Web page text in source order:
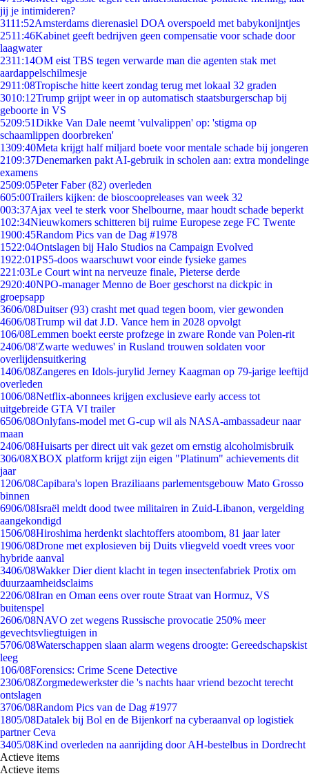
jij je intimideren?
3111:52Amsterdams dierenasiel DOA overspoeld met babykonijntjes
2511:46Kabinet geeft bedrijven geen compensatie voor schade door
laagwater
2311:14OM eist TBS tegen verwarde man die agenten stak met
aardappelschilmesje
2911:08Tropische hitte keert zondag terug met lokaal 32 graden
3010:12Trump grijpt weer in op automatisch staatsburgerschap bij
geboorte in VS
5209:51Dikke Van Dale neemt 'vulvalippen' op: 'stigma op
schaamlippen doorbreken'
1309:40Meta krijgt half miljard boete voor mentale schade bij jongeren
2109:37Denemarken pakt AI-gebruik in scholen aan: extra mondelinge
examens
2509:05Peter Faber (82) overleden
605:00Trailers kijken: de bioscoopreleases van week 32
003:37Ajax veel te sterk voor Shelbourne, maar houdt schade beperkt
102:34Nieuwkomers schitteren bij ruime Europese zege FC Twente
1900:45Random Pics van de Dag #1978
1522:04Ontslagen bij Halo Studios na Campaign Evolved
1922:01PS5-doos waarschuwt voor einde fysieke games
221:03Le Court wint na nerveuze finale, Pieterse derde
2920:40NPO-manager Menno de Boer geschorst na dickpic in
groepsapp
3606/08Duitser (93) crasht met quad tegen boom, vier gewonden
4606/08Trump wil dat J.D. Vance hem in 2028 opvolgt
106/08Lemmen boekt eerste profzege in zware Ronde van Polen-rit
2406/08'Zwarte weduwes' in Rusland trouwen soldaten voor
overlijdensuitkering
1406/08Zangeres en Idols-jurylid Jerney Kaagman op 79-jarige leeftijd
overleden
1006/08Netflix-abonnees krijgen exclusieve early access tot
uitgebreide GTA VI trailer
6506/08Onlyfans-model met G-cup wil als NASA-ambassadeur naar
maan
2406/08Huisarts per direct uit vak gezet om ernstig alcoholmisbruik
306/08XBOX platform krijgt zijn eigen "Platinum" achievements dit
jaar
1206/08Capibara's lopen Braziliaans parlementsgebouw Mato Grosso
binnen
6906/08Israël meldt dood twee militairen in Zuid-Libanon, vergelding
aangekondigd
1506/08Hiroshima herdenkt slachtoffers atoombom, 81 jaar later
1906/08Drone met explosieven bij Duits vliegveld voedt vrees voor
hybride aanval
3406/08Wakker Dier dient klacht in tegen insectenfabriek Protix om
duurzaamheidsclaims
2206/08Iran en Oman eens over route Straat van Hormuz, VS
buitenspel
2606/08NAVO zet wegens Russische provocatie 250% meer
gevechtsvliegtuigen in
5706/08Waterschappen slaan alarm wegens droogte: Gereedschapskist
leeg
106/08Forensics: Crime Scene Detective
2306/08Zorgmedewerkster die 's nachts haar vriend bezocht terecht
ontslagen
3706/08Random Pics van de Dag #1977
1805/08Datalek bij Bol en de Bijenkorf na cyberaanval op logistiek
partner Ceva
3405/08Kind overleden na aanrijding door AH-bestelbus in Dordrecht
Actieve items
Actieve items